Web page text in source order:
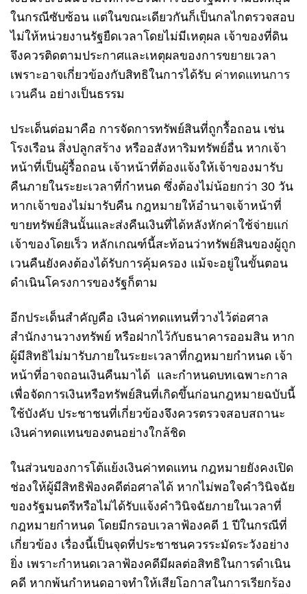
ในกรณีซับซ้อน แต่ในขณะเดียวกันก็เป็นกลไกตรวจสอบ
ไม่ให้หน่วยงานรัฐยืดเวลาโดยไม่มีเหตุผล เจ้าของที่ดิน
จึงควรติดตามประกาศและเหตุผลของการขยายเวลา
เพราะอาจเกี่ยวข้องกับสิทธิในการได้รับ ค่าทดแทนการ
เวนคืน อย่างเป็นธรรม
ประเด็นต่อมาคือ การจัดการทรัพย์สินที่ถูกรื้อถอน เช่น
โรงเรือน สิ่งปลูกสร้าง หรืออสังหาริมทรัพย์อื่น หากเจ้า
หน้าที่เป็นผู้รื้อถอน เจ้าหน้าที่ต้องแจ้งให้เจ้าของมารับ
คืนภายในระยะเวลาที่กำหนด ซึ่งต้องไม่น้อยกว่า 30 วัน
หากเจ้าของไม่มารับคืน กฎหมายให้อำนาจเจ้าหน้าที่
ขายทรัพย์สินนั้นและส่งคืนเงินที่ได้หลังหักค่าใช้จ่ายแก่
เจ้าของโดยเร็ว หลักเกณฑ์นี้สะท้อนว่าทรัพย์สินของผู้ถูก
เวนคืนยังคงต้องได้รับการคุ้มครอง แม้จะอยู่ในขั้นตอน
ดำเนินโครงการของรัฐก็ตาม
อีกประเด็นสำคัญคือ เงินค่าทดแทนที่วางไว้ต่อศาล
สำนักงานวางทรัพย์ หรือฝากไว้กับธนาคารออมสิน หาก
ผู้มีสิทธิไม่มารับภายในระยะเวลาที่กฎหมายกำหนด เจ้า
หน้าที่อาจถอนเงินคืนมาได้ และกำหนดบทเฉพาะกาล
เพื่อจัดการเงินหรือทรัพย์สินที่เกิดขึ้นก่อนกฎหมายฉบับนี้
ใช้บังคับ ประชาชนที่เกี่ยวข้องจึงควรตรวจสอบสถานะ
เงินค่าทดแทนของตนอย่างใกล้ชิด
ในส่วนของการโต้แย้งเงินค่าทดแทน กฎหมายยังคงเปิด
ช่องให้ผู้มีสิทธิฟ้องคดีต่อศาลได้ หากไม่พอใจคำวินิจฉัย
ของรัฐมนตรีหรือไม่ได้รับแจ้งคำวินิจฉัยภายในเวลาที่
กฎหมายกำหนด โดยมีกรอบเวลาฟ้องคดี 1 ปีในกรณีที่
เกี่ยวข้อง เรื่องนี้เป็นจุดที่ประชาชนควรระมัดระวังอย่าง
ยิ่ง เพราะกำหนดเวลาฟ้องคดีมีผลต่อสิทธิในการดำเนิน
คดี หากพ้นกำหนดอาจทำให้เสียโอกาสในการเรียกร้อง